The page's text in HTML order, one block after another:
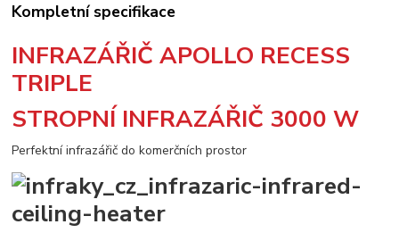
Kompletní specifikace
INFRAZÁŘIČ APOLLO RECESS
TRIPLE
STROPNÍ INFRAZÁŘIČ 3000 W
Perfektní infrazářič do komerčních prostor